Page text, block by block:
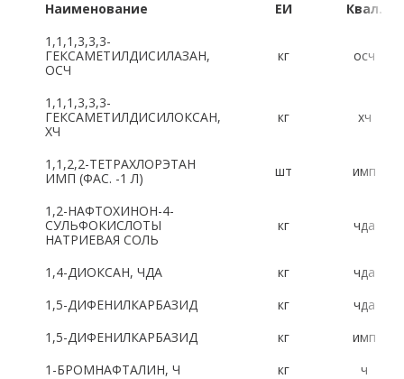
И К
Ю Я
Латинский алфавит:
B C D G
S T U X
Наименование ЕИ
Квал.
1,1,1,3,3,3-
ГЕКСАМЕТИЛДИСИЛАЗАН,
ОСЧ
кг осч
1,1,1,3,3,3-
ГЕКСАМЕТИЛДИСИЛОКСАН,
ХЧ
кг хч
1,1,2,2-ТЕТРАХЛОРЭТАН
ИМП (ФАС. -1 Л)
шт имп
1,2-НАФТОХИНОН-4-
СУЛЬФОКИСЛОТЫ
НАТРИЕВАЯ СОЛЬ
кг чда
1,4-ДИОКСАН, ЧДА кг
чда
1,5-ДИФЕНИЛКАРБАЗИД
кг
чда
1,5-ДИФЕНИЛКАРБАЗИД
кг
имп
1-БРОМНАФТАЛИН, Ч
кг
ч